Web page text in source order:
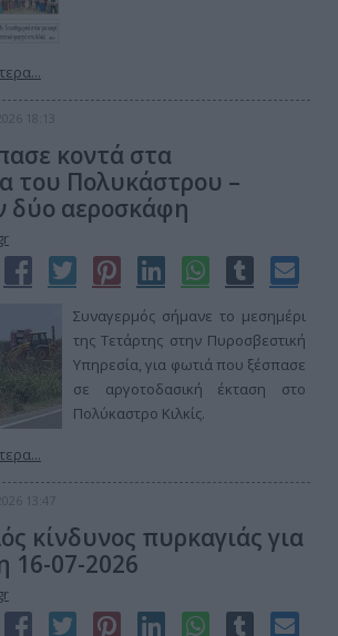
18:13
κοντά στα
του Πολυκάστρου –
δύο αεροσκάφη
Συναγερμός σήμανε το μεσημέρι
της Τετάρτης στην Πυροσβεστική
Υπηρεσία, για φωτιά που ξέσπασε
σε αργοτοδασική έκταση στο
Πολύκαστρο Κιλκίς.
13:47
κίνδυνος πυρκαγιάς για
16-07-2026